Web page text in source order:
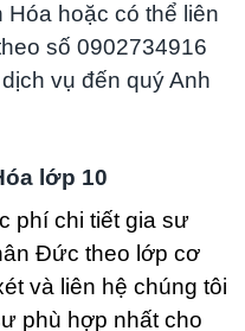
Hóa hoặc có thể liên
số 0902734916
vụ đến quý Anh
lớp 10
phí chi tiết gia sư
Đức theo lớp cơ
và liên hệ chúng tôi
phù hợp nhất cho